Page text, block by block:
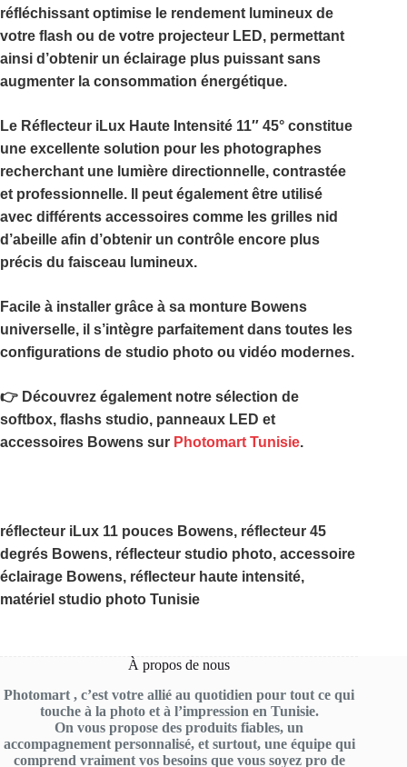
réfléchissant optimise le rendement lumineux de
votre flash ou de votre projecteur LED, permettant
ainsi d’obtenir un éclairage plus puissant sans
augmenter la consommation énergétique.
Le Réflecteur iLux Haute Intensité 11″ 45° constitue
une excellente solution pour les photographes
recherchant une lumière directionnelle, contrastée
et professionnelle. Il peut également être utilisé
avec différents accessoires comme les grilles nid
d’abeille afin d’obtenir un contrôle encore plus
précis du faisceau lumineux.
Facile à installer grâce à sa monture Bowens
universelle, il s’intègre parfaitement dans toutes les
configurations de studio photo ou vidéo modernes.
👉 Découvrez également notre sélection de
softbox, flashs studio, panneaux LED et
accessoires Bowens sur Photomart Tunisie.
réflecteur iLux 11 pouces Bowens, réflecteur 45
degrés Bowens, réflecteur studio photo, accessoire
éclairage Bowens, réflecteur haute intensité,
matériel studio photo Tunisie
À propos de nous
Photomart , c’est votre allié au quotidien pour tout ce qui
touche à la photo et à l’impression en Tunisie.
On vous propose des produits fiables, un
accompagnement personnalisé, et surtout, une équipe qui
comprend vraiment vos besoins que vous soyez pro de